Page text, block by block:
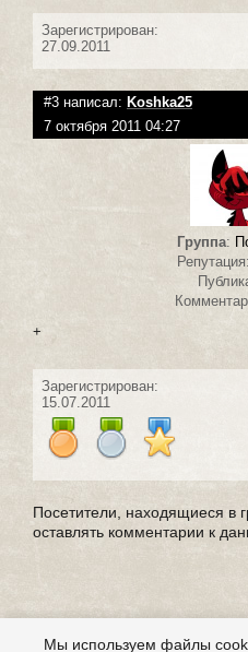
Зарегистрирован:
27.09.2011
#3 написал: Koshka25
7 октября 2011 04:27
Группа:
Репутация:
+
Зарегистрирован:
15.07.2011
Посетители, находящиеся в
оставлять комментарии к
Мы используем файлы